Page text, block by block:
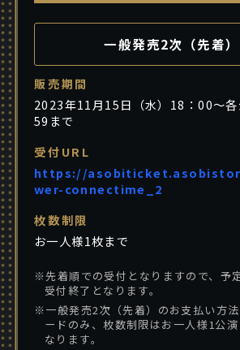
一般発売2次（先着）
販売期間
2023年11月15日（水）18：00～各
59まで
受付URL
https://
wer-connectime_2
枚数制限
お一人様1枚まで
※先着順での受付となりますので、予
受付終了となります。
※一般発売2次（先着）のお支払い方
ードのみ、枚数制限はお一人様1公
なります。